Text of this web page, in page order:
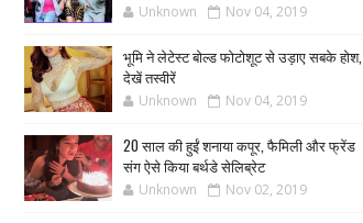
Unknown Nov 04, 2019
भूमि ने लेटेस्ट बोल्ड फोटोशूट से उड़ाए सबके होश,
देखें तस्वीरें
Unknown Nov 04, 2019
20 साल की हुईं शनाया कपूर, फैमिली और फ्रेंड
संग ऐसे किया बर्थडे सेलिब्रेट
Unknown Nov 02, 2019